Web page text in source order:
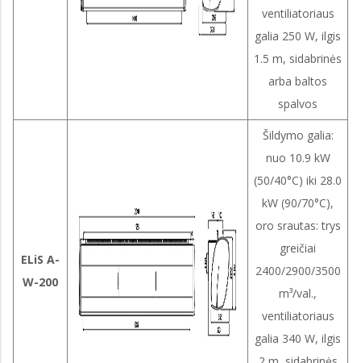
ventiliatoriaus
galia 250 W, ilgis
1.5 m, sidabrinės
arba baltos
spalvos
ELiS A-
W-200
Šildymo galia:
nuo 10.9 kW
(50/40°C) iki 28.0
kW (90/70°C),
oro srautas: trys
greičiai
2400/2900/3500
m³/val.,
ventiliatoriaus
galia 340 W, ilgis